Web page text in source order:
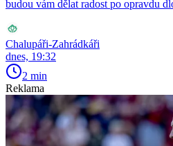
budou vám dělat radost po opravdu
Chalupáři-Zahrádkáři
dnes, 19:32
2 min
Reklama